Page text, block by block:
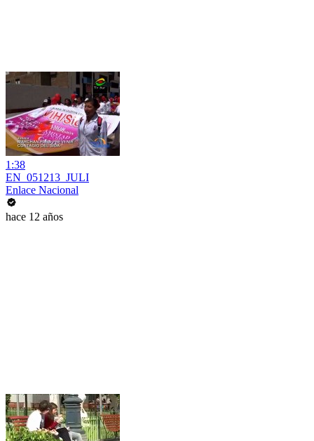
1:38
EN_051213_JULI
Enlace Nacional
hace 12 años